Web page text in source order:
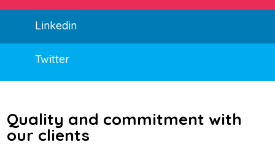
Linkedin
Twitter
Quality and commitment with
our clients